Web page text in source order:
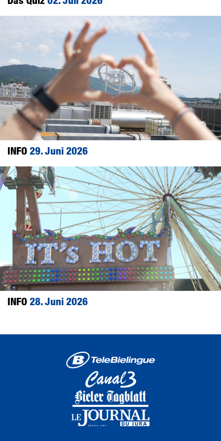
INFO29. Juni 2026
INFO28. Juni 2026